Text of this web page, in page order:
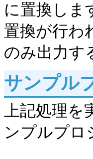
に置換しま
置換が行わ
のみ出力す
サンプル
上記処理
ンプルプロ